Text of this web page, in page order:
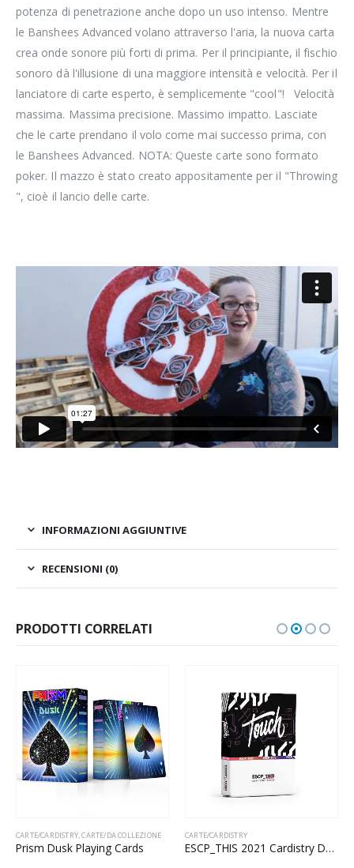
potenza di penetrazione anche dopo un uso intenso. Mentre
le Banshees Advanced volano attraverso l'aria, la nuova carta
crea onde sonore più forti di prima. Per il principiante, il fischio
sonoro dà l'illusione di una maggiore intensità e velocità. Per il
lanciatore di carte esperto, è semplicemente "cool"! Velocità
massima. Massima precisione. Massimo impatto. Lasciate
che le carte prendano il volo come mai successo prima, con
le Banshees Advanced. NOTA: Queste carte sono formato
poker. Il mazzo è stato creato appositamente per il "Throwing
", cioè il lancio delle carte.
INFORMAZIONI AGGIUNTIVE
RECENSIONI (0)
PRODOTTI CORRELATI
CARTE/CARDISTRY,CARTE/DA COLLEZIONE
Prism Dusk Playing Cards
CARTE/CARDISTRY
ESCP_THIS 2021 Cardistry Deck